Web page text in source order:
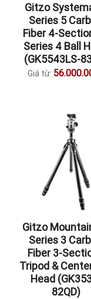
Gitzo
Series 5
Fiber 4-
Series 4 Ball
(GK5543LS-
Giá từ:
Gitzo
Series 3
Fiber 3-
Tripod &
Head
82QD)